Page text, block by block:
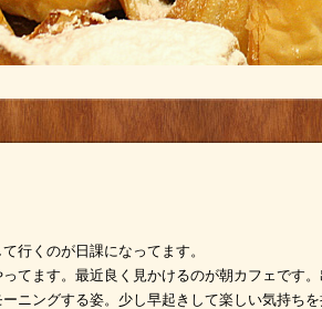
行くのが日課になってます。
てます。最近良く見かけるのが朝カフェです
ニングする姿。少し早起きして楽しい気持ち